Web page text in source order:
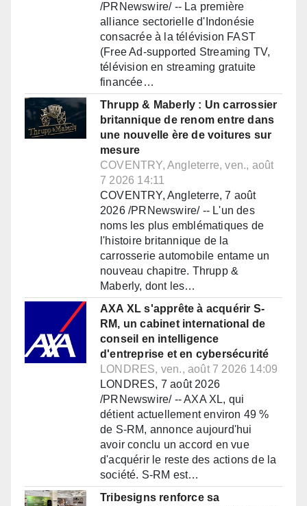
/PRNewswire/ -- La première
alliance sectorielle d'Indonésie
consacrée à la télévision FAST
(Free Ad-supported Streaming TV,
télévision en streaming gratuite
financée…
Thrupp & Maberly : Un carrossier
britannique de renom entre dans
une nouvelle ère de voitures sur
mesure
COVENTRY, Angleterre, ven., août
7 2026 14:11
COVENTRY, Angleterre, 7 août
2026 /PRNewswire/ -- L'un des
noms les plus emblématiques de
l'histoire britannique de la
carrosserie automobile entame un
nouveau chapitre. Thrupp &
Maberly, dont les…
AXA XL s'apprête à acquérir S-
RM, un cabinet international de
conseil en intelligence
d'entreprise et en cybersécurité
LONDRES, ven., août 7 2026 14:09
LONDRES, 7 août 2026
/PRNewswire/ -- AXA XL, qui
détient actuellement environ 49 %
de S-RM, annonce aujourd'hui
avoir conclu un accord en vue
d'acquérir le reste des actions de la
société. S-RM est…
Tribesigns renforce sa